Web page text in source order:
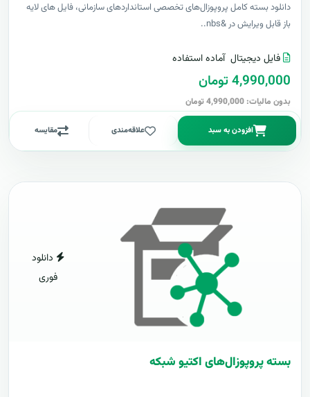
دانلود بسته کامل پروپوزال‌های تخصصی استانداردهای سازمانی، فایل های لایه
باز قابل ویرایش در &nbs..
فایل دیجیتال آماده استفاده
4,990,000 تومان
بدون مالیات: 4,990,000 تومان
افزودن به سبد علاقه‌مندی مقایسه
دانلود
فوری
بسته پروپوزال‌های اکتیو شبکه